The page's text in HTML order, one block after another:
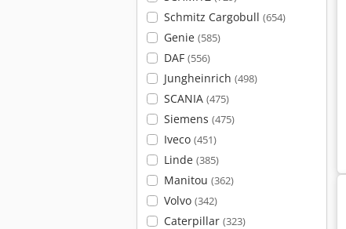
Schmitz Cargobull (654)
Genie (585)
DAF (556)
Jungheinrich (498)
SCANIA (475)
Siemens (475)
Iveco (451)
Linde (385)
Manitou (362)
Volvo (342)
Caterpillar (323)